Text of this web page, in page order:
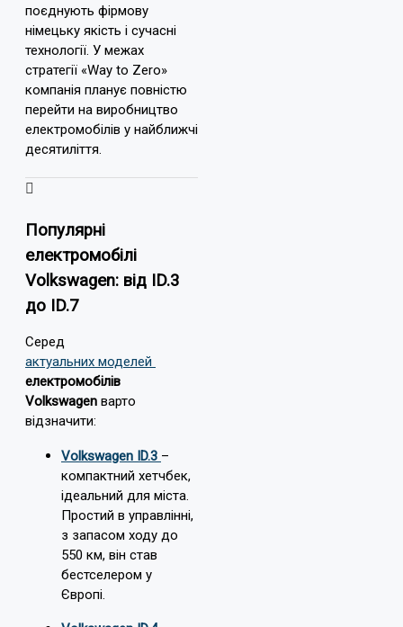
поєднують фірмову
німецьку якість і сучасні
технології. У межах
стратегії «Way to Zero»
компанія планує повністю
перейти на виробництво
електромобілів у найближчі
десятиліття.
Популярні
електромобілі
Volkswagen: від ID.3
до ID.7
Серед
актуальних моделей
електромобілів
Volkswagen варто
відзначити:
Volkswagen ID.3 –
компактний хетчбек,
ідеальний для міста.
Простий в управлінні,
з запасом ходу до
550 км, він став
бестселером у
Європі.